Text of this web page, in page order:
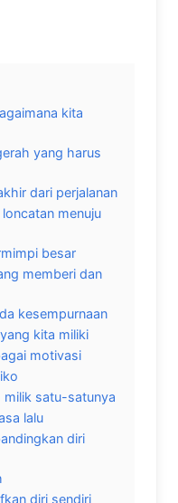
kita
yang harus
dari perjalanan
menuju
besar
memberi dan
kesempurnaan
kita miliki
motivasi
milik satu-satunya
lalu
diri
diri sendiri